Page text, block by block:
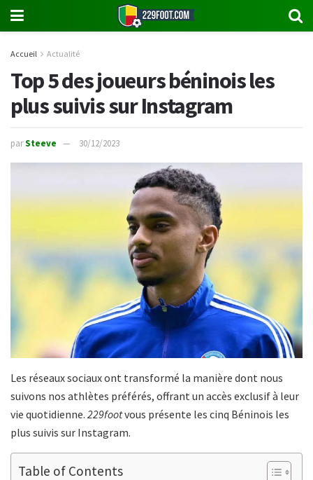
Accueil Actualité
Top 5 des joueurs béninois les
plus suivis sur Instagram
parSteeve 30/12/2023
Les réseaux sociaux ont transformé la manière dont nous
suivons nos athlètes préférés, offrant un accès exclusif à leur
vie quotidienne. 229footvous présente les cinq Béninois les
plus suivis sur Instagram.
Table of Contents